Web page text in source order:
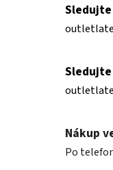
Nákup
Po